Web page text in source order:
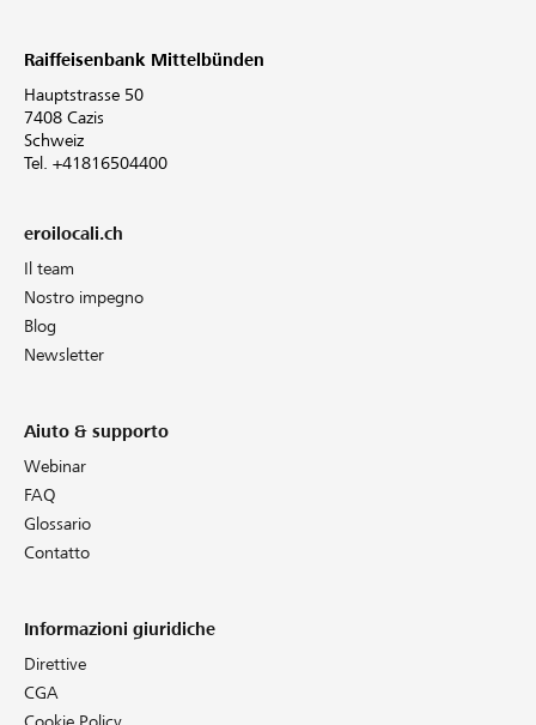
Raiffeisenbank Mittelbünden
Hauptstrasse 50
7408 Cazis
Schweiz
Tel. +41816504400
eroilocali.ch
Il team
Nostro impegno
Blog
Newsletter
Aiuto & supporto
Webinar
FAQ
Glossario
Contatto
Informazioni giuridiche
Direttive
CGA